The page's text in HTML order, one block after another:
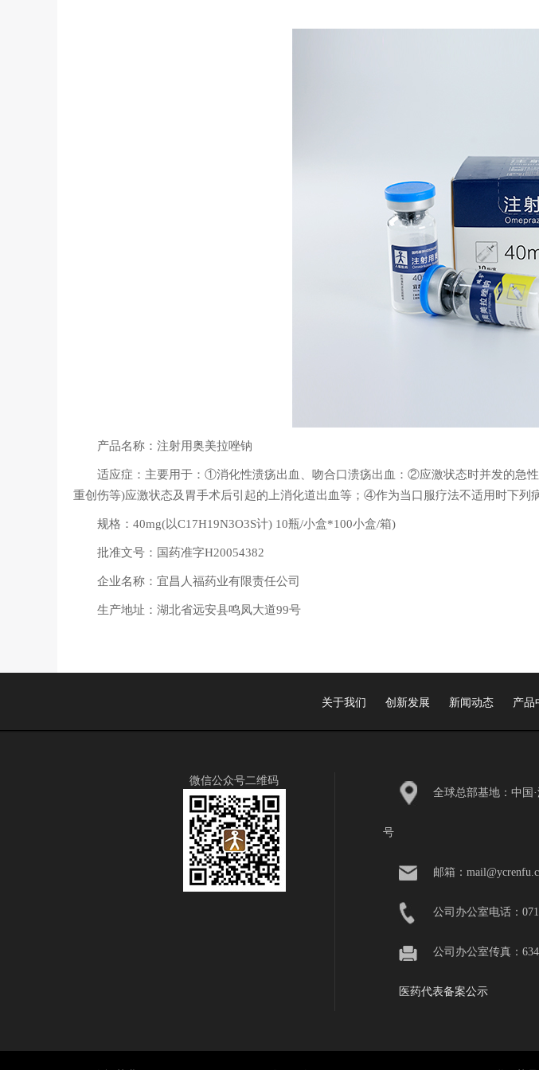
产品名称：注射用奥美拉唑钠
适应症：主要用于：①消化性溃疡出血、吻合口溃疡出血：②应激状态时并发的急
重创伤等)应激状态及胃手术后引起的上消化道出血等；④作为当口服疗法不适用时下列
规格：40mg(以C17H19N3O3S计) 10瓶/小盒*100小盒/箱)
批准文号：国药准字H20054382
企业名称：宜昌人福药业有限责任公司
生产地址：湖北省远安县鸣凤大道99号
关于我们 创新发展 新闻动态 产品
微信公众号二维码
全球总部基地：中国
号
邮箱：
公司办公室电话：
公司办公室传真：
医药代表备案公示